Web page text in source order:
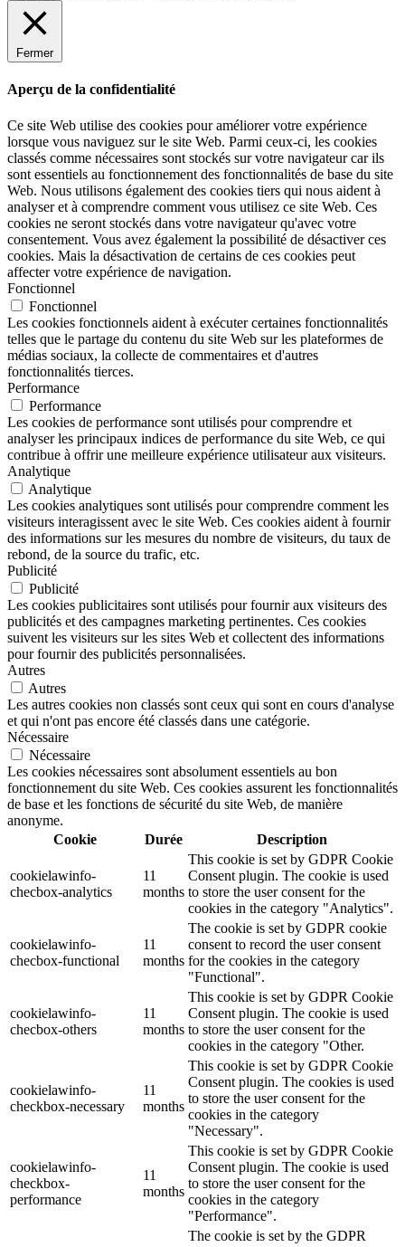
Fermer
Aperçu de la confidentialité
Ce site Web utilise des cookies pour améliorer votre expérience
lorsque vous naviguez sur le site Web. Parmi ceux-ci, les cookies
classés comme nécessaires sont stockés sur votre navigateur car ils
sont essentiels au fonctionnement des fonctionnalités de base du site
Web. Nous utilisons également des cookies tiers qui nous aident à
analyser et à comprendre comment vous utilisez ce site Web. Ces
cookies ne seront stockés dans votre navigateur qu'avec votre
consentement. Vous avez également la possibilité de désactiver ces
cookies. Mais la désactivation de certains de ces cookies peut
affecter votre expérience de navigation.
Fonctionnel
Fonctionnel
Les cookies fonctionnels aident à exécuter certaines fonctionnalités
telles que le partage du contenu du site Web sur les plateformes de
médias sociaux, la collecte de commentaires et d'autres
fonctionnalités tierces.
Performance
Performance
Les cookies de performance sont utilisés pour comprendre et
analyser les principaux indices de performance du site Web, ce qui
contribue à offrir une meilleure expérience utilisateur aux visiteurs.
Analytique
Analytique
Les cookies analytiques sont utilisés pour comprendre comment les
visiteurs interagissent avec le site Web. Ces cookies aident à fournir
des informations sur les mesures du nombre de visiteurs, du taux de
rebond, de la source du trafic, etc.
Publicité
Publicité
Les cookies publicitaires sont utilisés pour fournir aux visiteurs des
publicités et des campagnes marketing pertinentes. Ces cookies
suivent les visiteurs sur les sites Web et collectent des informations
pour fournir des publicités personnalisées.
Autres
Autres
Les autres cookies non classés sont ceux qui sont en cours d'analyse
et qui n'ont pas encore été classés dans une catégorie.
Nécessaire
Nécessaire
Les cookies nécessaires sont absolument essentiels au bon
fonctionnement du site Web. Ces cookies assurent les fonctionnalités
de base et les fonctions de sécurité du site Web, de manière
anonyme.
Cookie
Durée Description
cookielawinfo-
checbox-analytics
11
months
This cookie is set by GDPR Cookie
Consent plugin. The cookie is used
to store the user consent for the
cookies in the category "Analytics".
cookielawinfo-
checbox-functional
11
months
The cookie is set by GDPR cookie
consent to record the user consent
for the cookies in the category
"Functional".
cookielawinfo-
checbox-others
11
months
This cookie is set by GDPR Cookie
Consent plugin. The cookie is used
to store the user consent for the
cookies in the category "Other.
cookielawinfo-
checkbox-necessary
11
months
This cookie is set by GDPR Cookie
Consent plugin. The cookies is used
to store the user consent for the
cookies in the category
"Necessary".
cookielawinfo-
checkbox-
performance
11
months
This cookie is set by GDPR Cookie
Consent plugin. The cookie is used
to store the user consent for the
cookies in the category
"Performance".
The cookie is set by the GDPR